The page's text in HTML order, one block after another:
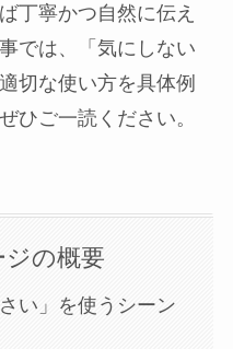
丁寧かつ自然に伝え
では、「気にしない
切な使い方を具体例
ひご一読ください。
の概要
い」を使うシーン